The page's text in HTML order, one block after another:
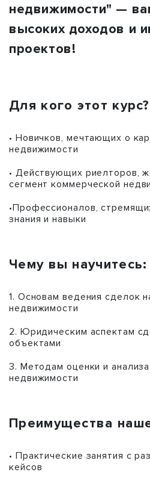
недвижимости" —
высоких доходов и
проектов!
Для кого этот курс?
• Новичков, мечтающих о
недвижимости
• Действующих риелторов,
сегмент коммерческой
•Профессионалов,
знания и навыки
Чему вы научитесь:
1. Основам ведения сделок
недвижимости
2. Юридическим аспектам
объектами
3. Методам оценки и
недвижимости
Преимущества
• Практические занятия с
кейсов